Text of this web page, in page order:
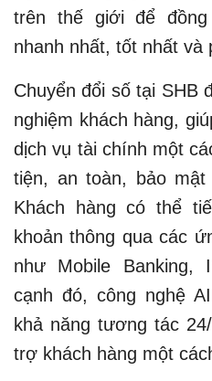
trên thế giới để
nhanh nhất, tốt nhất và
Chuyển đổi số tại SHB
nghiệm khách hàng,
dịch vụ tài chính một
tiện, an toàn, bảo
Khách hàng có thể
khoản thông qua các
như Mobile Banking,
cạnh đó, công nghệ
khả năng tương tác
trợ khách hàng một